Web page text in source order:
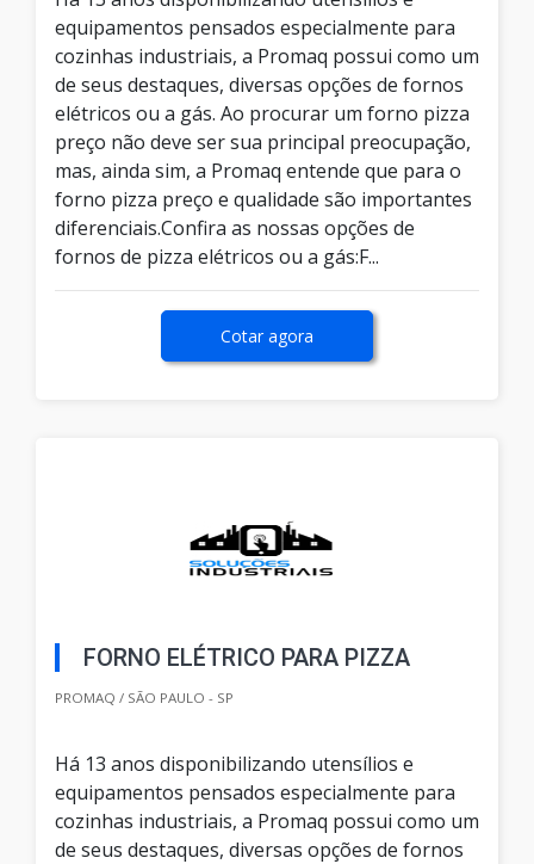
equipamentos pensados especialmente para
cozinhas industriais, a Promaq possui como um
de seus destaques, diversas opções de fornos
elétricos ou a gás. Ao procurar um forno pizza
preço não deve ser sua principal preocupação,
mas, ainda sim, a Promaq entende que para o
forno pizza preço e qualidade são importantes
diferenciais.Confira as nossas opções de
fornos de pizza elétricos ou a gás:F...
Cotar agora
FORNO ELÉTRICO PARA PIZZA
PROMAQ / SÃO PAULO - SP
Há 13 anos disponibilizando utensílios e
equipamentos pensados especialmente para
cozinhas industriais, a Promaq possui como um
de seus destaques, diversas opções de fornos